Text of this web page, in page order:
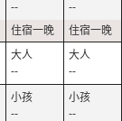
--
--
--
--
--
--